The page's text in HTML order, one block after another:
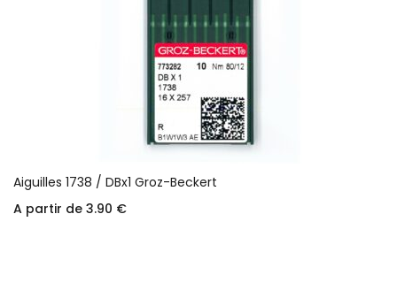
Aiguilles 1738 / DBx1 Groz-Beckert
A partir de 3.90 €